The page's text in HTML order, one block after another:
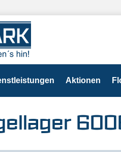
Aktionen